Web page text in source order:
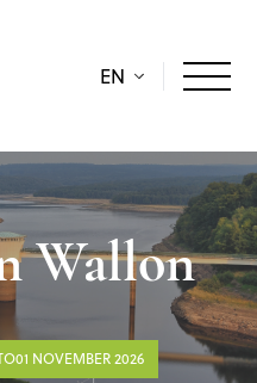
EN
Wallon
NOVEMBER 2026